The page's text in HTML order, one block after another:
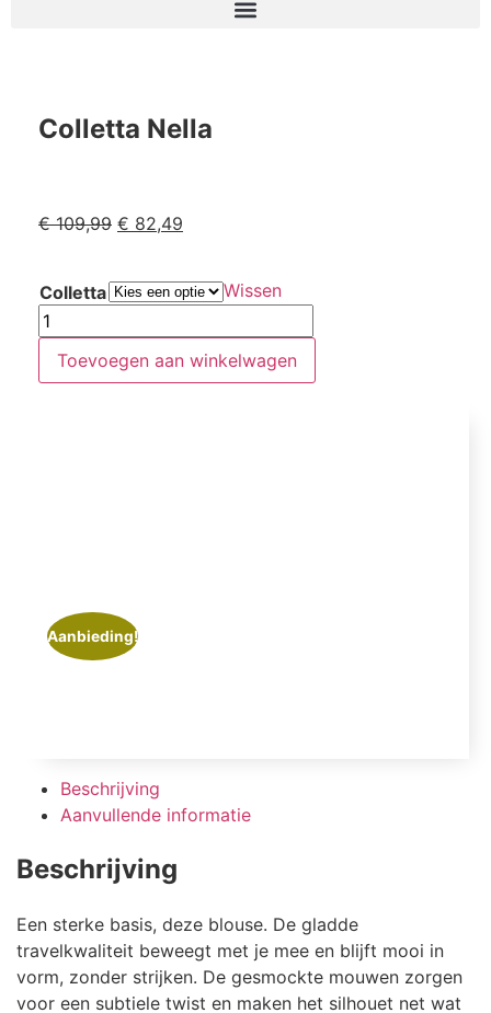
Colletta Nella
€109,99 € 82,49
Colletta Wissen
Toevoegen aan winkelwagen
Aanbieding!
Beschrijving
Aanvullende informatie
Beschrijving
Een sterke basis, deze blouse. De gladde
travelkwaliteit beweegt met je mee en blijft mooi in
vorm, zonder strijken. De gesmockte mouwen zorgen
voor een subtiele twist en maken het silhouet net wat